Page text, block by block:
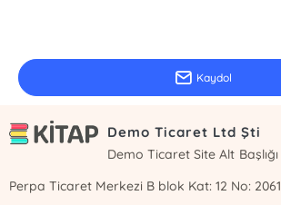
Kaydol
Demo Ticaret Ltd Şti
Demo Ticaret Site Alt Başlığı
Perpa Ticaret Merkezi B blok Kat: 12 No: 2061